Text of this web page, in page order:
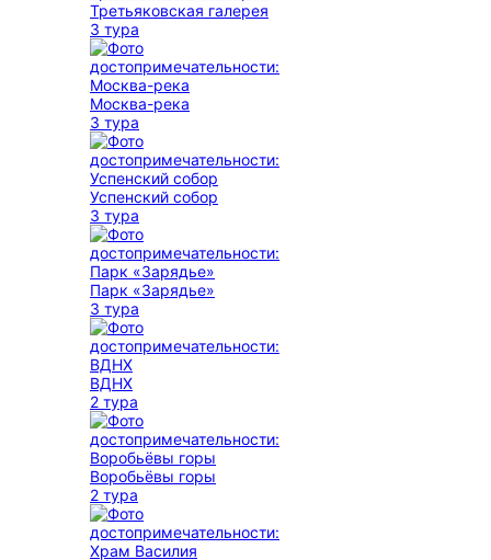
Третьяковская галерея
3 тура
Москва-река
3 тура
Успенский собор
3 тура
Парк «Зарядье»
3 тура
ВДНХ
2 тура
Воробьёвы горы
2 тура